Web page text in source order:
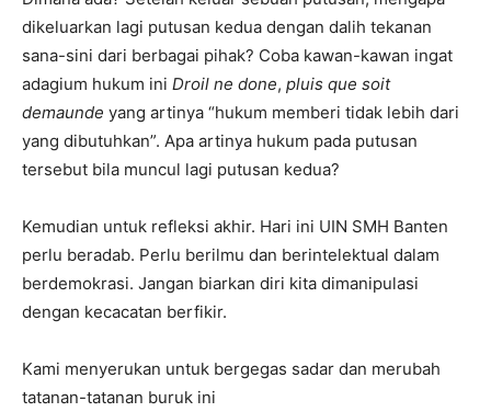
dikeluarkan lagi putusan kedua dengan dalih tekanan
sana-sini dari berbagai pihak? Coba kawan-kawan ingat
adagium hukum ini Droil ne done, pluis que soit
demaunde yang artinya “hukum memberi tidak lebih dari
yang dibutuhkan”. Apa artinya hukum pada putusan
tersebut bila muncul lagi putusan kedua?
Kemudian untuk refleksi akhir. Hari ini UIN SMH Banten
perlu beradab. Perlu berilmu dan berintelektual dalam
berdemokrasi. Jangan biarkan diri kita dimanipulasi
dengan kecacatan berfikir.
Kami menyerukan untuk bergegas sadar dan merubah
tatanan-tatanan buruk ini